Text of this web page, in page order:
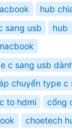
hub
sang usb
hub
c sang usb
chuyển type c
c to hdmi
cổng
choetech